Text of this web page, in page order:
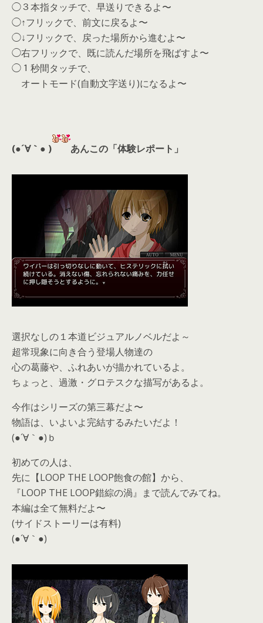
◯３本指タッチで、早送りできるよ〜
◯↑フリックで、前文に戻るよ〜
◯↓フリックで、戻った場所から進むよ〜
◯右フリックで、既に読んだ場所を飛ばすよ〜
◯１秒間タッチで、
オートモード(自動文字送り)になるよ〜
(●´∀｀● ) あんこの「体験レポート」
選択なしの１本道ビジュアルノベルだよ～
超常現象に向き合う登場人物達の
心の葛藤や、ふれあいが描かれているよ。
ちょっと、過激・グロテスクな描写があるよ。
今作はシリーズの第三幕だよ〜
物語は、いよいよ完結するみたいだよ！
(●´∀｀●)ｂ
初めての人は、
先に【LOOP THE LOOP飽食の館】から、
『LOOP THE LOOP錯綜の渦』まで読んでみてね。
本編は全て無料だよ〜
(サイドストーリーは有料)
(●´∀｀●)